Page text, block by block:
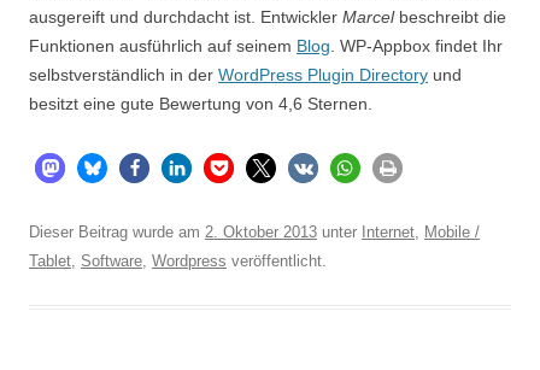
ausgereift und durchdacht ist. Entwickler Marcelbeschreibt die
Funktionen ausführlich auf seinem Blog . WP-Appbox findet Ihr
selbstverständlich in der WordPress Plugin Directory und
besitzt eine gute Bewertung von 4,6 Sternen.
Dieser Beitrag wurde am 2. Oktober 2013 unter Internet, Mobile /
Tablet, Software, Wordpress veröffentlicht.